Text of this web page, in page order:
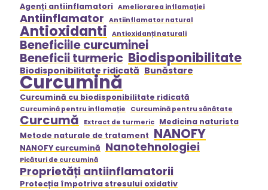
Agenți antiinflamatori Ameliorarea inflamației
Antiinflamator Antiinflamator natural
Antioxidanti Antioxidanți naturali
Beneficiile curcuminei
Beneficii turmeric Biodisponibilitate
Biodisponibilitate ridicată Bunăstare
Curcumină
Curcumină cu biodisponibilitate ridicată
Curcumină pentru inflamație Curcumină pentru sănătate
Curcumă Extract de turmeric Medicina naturista
Metode naturale de tratament NANOFY
NANOFY curcumină Nanotehnologiei
Picături de curcumină
Proprietăți antiinflamatorii
Protecția împotriva stresului oxidativ